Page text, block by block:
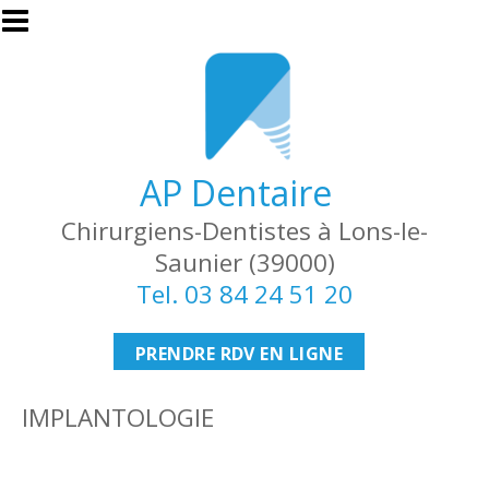
Aller au contenu principal
AP Dentaire
Chirurgiens-Dentistes à Lons-le-
Saunier (39000)
Tel. 03 84 24 51 20
PRENDRE RDV EN LIGNE
IMPLANTOLOGIE